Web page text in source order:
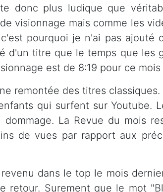
donc plus ludique que
visionnage mais comme les
pourquoi je n'ai pas ajouté
d'un titre que le temps que les
est de 8:19 pour ce mois
remontée des titres
qui surfent sur Youtube.
La Revue du mois
de vues par rapport aux
dans le top le mois
retour. Surement que le mot